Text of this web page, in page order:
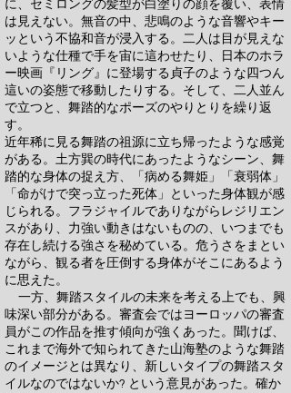
に、セミロングの髪型が白塗りの顔を覆い、表情
は見えない。無音の中、悲鳴のような音響やキー
ッという不協和音が浸入する。二人は目が見えな
いような仕種で手を宙に這わせたり、日本のホラ
ー映画『リング』に登場する貞子のような四つん
這いの姿態で移動したりする。そして、二人並ん
で立つと、舞踏的なポーズのやりとりを繰り返
す。
近年稀に見る舞踏の祖源に立ち帰ったような感覚
がある。土方巽の時代にあったようなシーン、舞
踏的な身体の捉え方、「病める舞姫」「衰弱体」
「命がけで突っ立った死体」といった身体観が感
じられる。フラジャイルでありながらレジリエン
スがあり、力強い動きはないものの、いつまでも
存在し続ける強さを秘めている。危うさをまとい
ながら、観る者を圧倒する身体がそこにあるよう
に思えた。
一方、舞踏スタイルの未来を考える上でも、興
味深い部分がある。審査会ではヨーロッパの審査
員がこの作品を推す傾向が強くあった。聞けば、
これまで海外で知られてきた山海塾のような舞踏
のイメージとは異なり、新しいタイプの舞踏スタ
イルなのではないか? という意見があった。確か